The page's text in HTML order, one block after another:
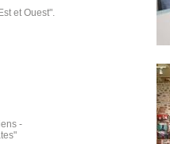
et Ouest".
-